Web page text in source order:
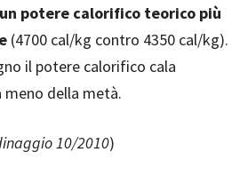
potere calorifico teorico più
(4700 cal/kg contro 4350 cal/kg).
il potere calorifico cala
della metà.
10/2010)